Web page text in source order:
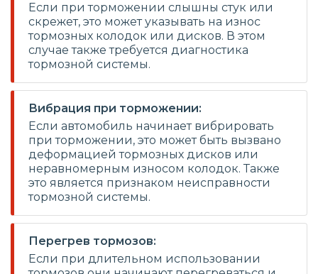
Если при торможении слышны стук или
скрежет, это может указывать на износ
тормозных колодок или дисков. В этом
случае также требуется диагностика
тормозной системы.
Вибрация при торможении:
Если автомобиль начинает вибрировать
при торможении, это может быть вызвано
деформацией тормозных дисков или
неравномерным износом колодок. Также
это является признаком неисправности
тормозной системы.
Перегрев тормозов:
Если при длительном использовании